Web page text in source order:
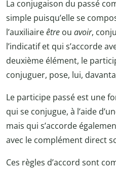
La conjugaison du passé
simple puisqu’elle se
l’auxiliaireêtre ou avoir,
l’indicatif et qui s’accorde
deuxième élément, le
conjuguer, pose, lui,
Le participe passé est une
qui se conjugue, à l’aide
mais qui s’accorde
avec le complément direct
Ces règles d’accord sont